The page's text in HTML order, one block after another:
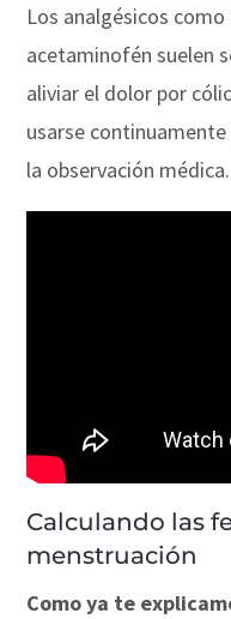
Los analgésicos
acetaminofén suelen
aliviar el dolor por
usarse
la observación médica.
Calculando las
menstruación
Como ya te